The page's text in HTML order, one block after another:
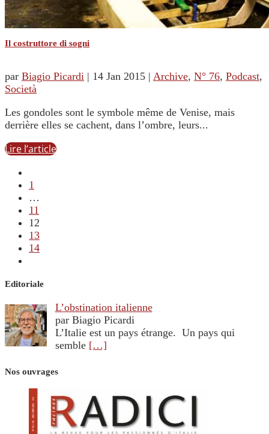
Il costruttore di sogni
par Biagio Picardi | 14 Jan 2015 | Archive, N° 76, Podcast,
Società
Les gondoles sont le symbole même de Venise, mais
derrière elles se cachent, dans l’ombre, leurs...
Lire l’article
1
…
11
12
13
14
Editoriale
L’obstination italienne
par Biagio Picardi
L’Italie est un pays étrange. Un pays qui
semble […]
Nos ouvrages